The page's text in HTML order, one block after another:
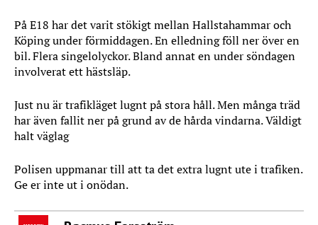
På E18 har det varit stökigt mellan Hallstahammar och
Köping under förmiddagen. En elledning föll ner över en
bil. Flera singelolyckor. Bland annat en under söndagen
involverat ett hästsläp.
Just nu är trafikläget lugnt på stora håll. Men många träd
har även fallit ner på grund av de hårda vindarna. Väldigt
halt väglag
Polisen uppmanar till att ta det extra lugnt ute i trafiken.
Ge er inte ut i onödan.